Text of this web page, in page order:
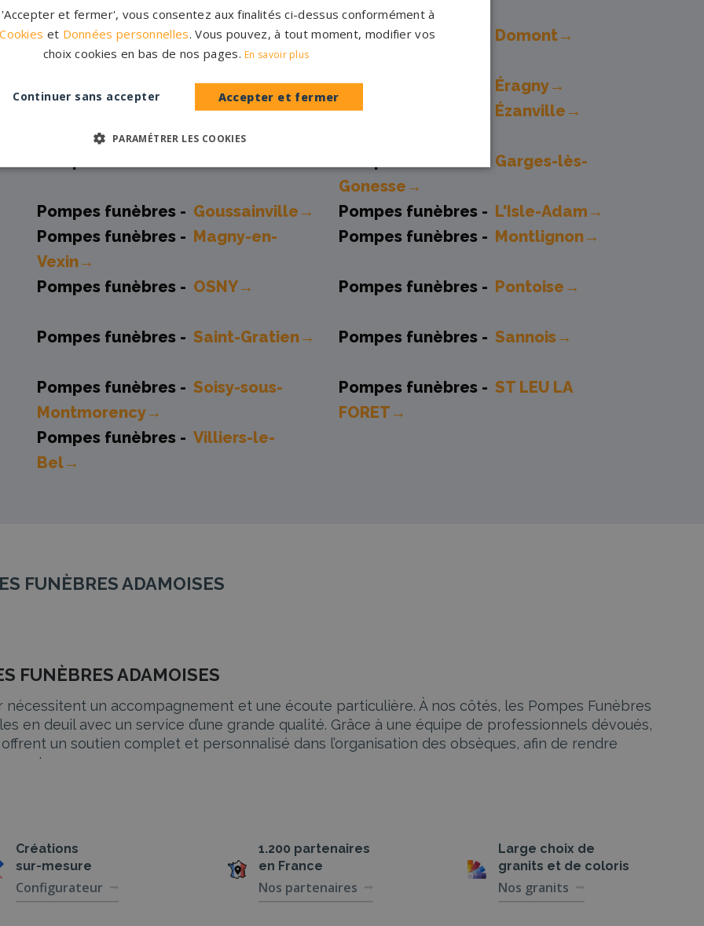
gonesse→
Pompes funèbres - Deuil-la-
Barre→
Pompes funèbres - Domont→
ECOUEN→ Pompes funèbres -
Éragny→
Ermont→ Pompes funèbres - Ézanville→
Garges-lès-
Gonesse→
Pompes funèbres - Goussainville→ Pompes funèbres - L'Isle-Adam→
Pompes funèbres - Magny-en-
Vexin→
Pompes funèbres - Montlignon→
Pompes funèbres - OSNY→ Pompes funèbres - Pontoise→
Pompes funèbres - Saint-Gratien→ Pompes funèbres - Sannois→
Pompes funèbres - Soisy-sous-
Montmorency→
Pompes funèbres - ST LEU LA
FORET→
Pompes funèbres - Villiers-le-
Bel→
FUNÈBRES ADAMOISES
FUNÈBRES ADAMOISES
nécessitent un accompagnement et une écoute particulière. À nos côtés, les Pompes Funèbres
en deuil avec un service d’une grande qualité. Grâce à une équipe de professionnels dévoués,
un soutien complet et personnalisé dans l’organisation des obsèques, afin de rendre
pour répondre aux souhaits et besoins des familles.
et éprouvante. Notre équipe est là pour vous offrir une assistance complète. De la planification
Créations
sur-mesure
Configurateur
1.200 partenaires
en France
Nos partenaires
Large choix de
granits et de coloris
Nos granits
'Accepter et fermer', vous consentez aux finalités ci-dessus conformément à
et Données personnelles. Vous pouvez, à tout moment, modifier vos
choix cookies en bas de nos pages. En savoir plus
Accepter et fermer
Continuer sans accepter
PARAMÉTRER LES COOKIES